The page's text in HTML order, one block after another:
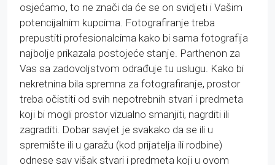
osjećamo, to ne znači da će se on svidjeti i Vašim
potencijalnim kupcima. Fotografiranje treba
prepustiti profesionalcima kako bi sama fotografija
najbolje prikazala postojeće stanje. Parthenon za
Vas sa zadovoljstvom odrađuje tu uslugu. Kako bi
nekretnina bila spremna za fotografiranje, prostor
treba očistiti od svih nepotrebnih stvari i predmeta
koji bi mogli prostor vizualno smanjiti, nagrditi ili
zagraditi. Dobar savjet je svakako da se ili u
spremište ili u garažu (kod prijatelja ili rodbine)
odnese sav višak stvari i predmeta koji u ovom